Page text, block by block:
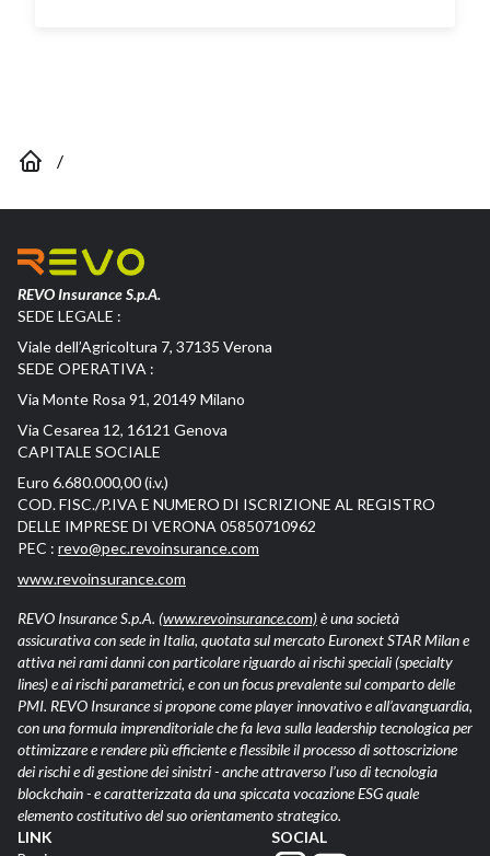
/
REVO Insurance S.p.A.
SEDE LEGALE :
Viale dell’Agricoltura 7, 37135 Verona
SEDE OPERATIVA :
Via Monte Rosa 91, 20149 Milano
Via Cesarea 12, 16121 Genova
CAPITALE SOCIALE
Euro 6.680.000,00 (i.v.)
COD. FISC./P.IVA E NUMERO DI ISCRIZIONE AL REGISTRO
DELLE IMPRESE DI VERONA 05850710962
PEC : revo@pec.revoinsurance.com
www.revoinsurance.com
REVO Insurance S.p.A. (www.revoinsurance.com)è una società
assicurativa con sede in Italia, quotata sul mercato Euronext STAR Milan e
attiva nei rami danni con particolare riguardo ai rischi speciali (specialty
lines) e ai rischi parametrici, e con un focus prevalente sul comparto delle
PMI. REVO Insurance si propone come player innovativo e all’avanguardia,
con una formula imprenditoriale che fa leva sulla leadership tecnologica per
ottimizzare e rendere più efficiente e flessibile il processo di sottoscrizione
dei rischi e di gestione dei sinistri - anche attraverso l’uso di tecnologia
blockchain - e caratterizzata da una spiccata vocazione ESG quale
elemento costitutivo del suo orientamento strategico.
LINK
SOCIAL